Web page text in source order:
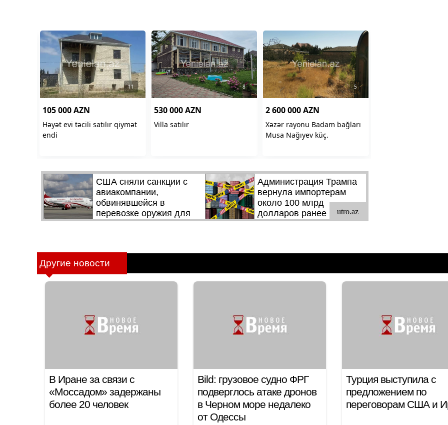
Другие новости
В Иране за связи с
«Моссадом» задержаны
более 20 человек
Bild: грузовое судно ФРГ
подверглось атаке дронов
в Черном море недалеко
от Одессы
Турция выступила с
предложением по
переговорам США и